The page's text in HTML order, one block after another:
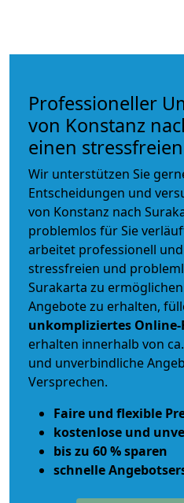
Professioneller
von Konstanz
einen
Wir unterstützen Sie
Entscheidungen und
von Konstanz nach
problemlos für Sie
arbeitet professionell
stressfreien und
Surakarta zu
Angebote zu erhalten,
unkompliziertes
erhalten innerhalb von
und unverbindliche
Versprechen.
Faire und flexible
kostenlose und
bis zu 60 % sparen
schnelle